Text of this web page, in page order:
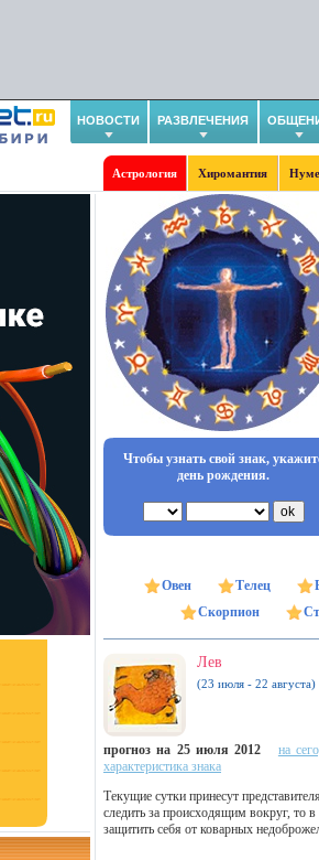
НОВОСТИ РАЗВЛЕЧЕНИЯ
Астрология Хиромантия
Чтобы узнать свой знак,
день рождения.
Овен Телец
Скорпион
Лев
(23 июля - 22 августа)
прогноз на 25 июля 2012
на
характеристика знака
Текущие сутки принесут
следить за происходящим вокруг,
защитить себя от коварных